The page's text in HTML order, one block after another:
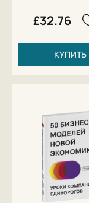
£32.76
КУПИТЬ